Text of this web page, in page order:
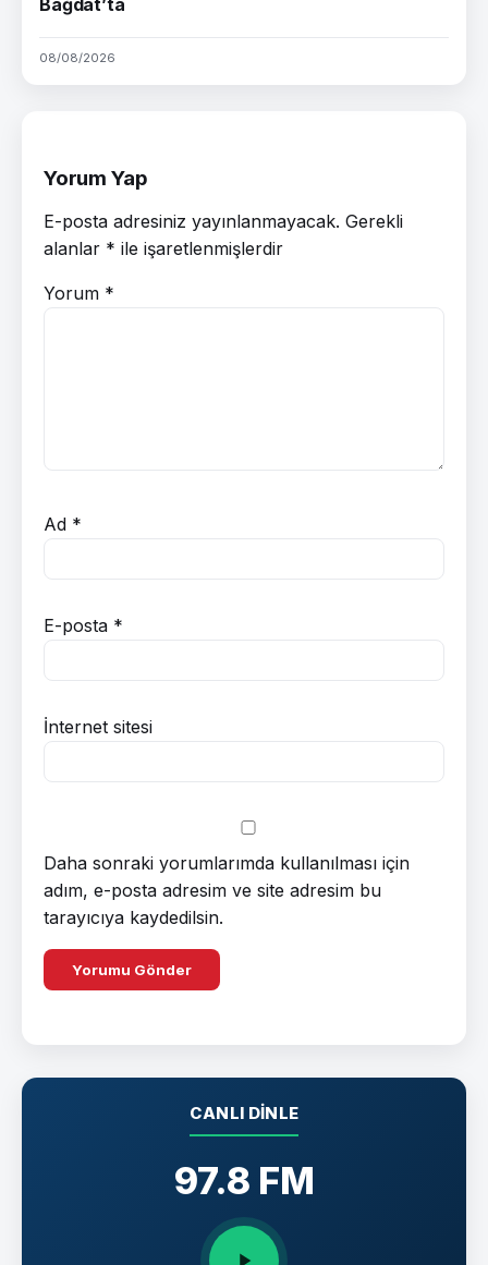
08/08/2026
Yorum Yap
E-posta adresiniz yayınlanmayacak. Gerekli
alanlar * ile işaretlenmişlerdir
Yorum *
Ad *
E-posta *
İnternet sitesi
Daha sonraki yorumlarımda kullanılması için
adım, e-posta adresim ve site adresim bu
tarayıcıya kaydedilsin.
CANLI DINLE
97.8 FM